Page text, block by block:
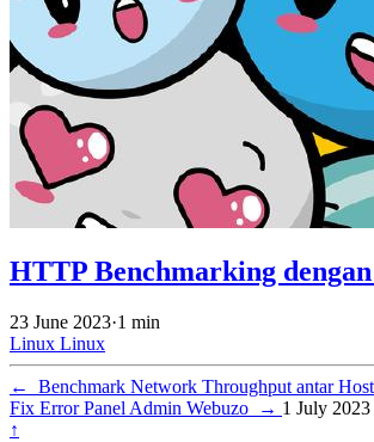
HTTP Benchmarking
23 June 2023·1 min
Linux Linux
← Benchmark Network Throughput antar
Fix Error Panel Admin Webuzo
→ 1 July 2023
↑